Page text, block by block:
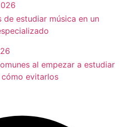
de estudiar música en un
al empezar a estudiar
evitarlos